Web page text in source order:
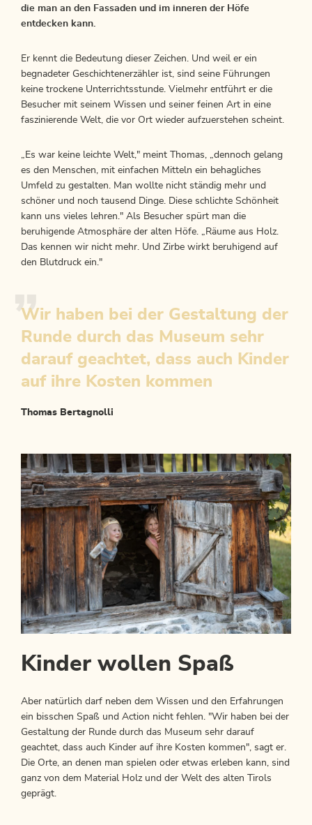
die man an den Fassaden und im inneren der Höfe
entdecken kann.
Er kennt die Bedeutung dieser Zeichen. Und weil er ein
begnadeter Geschichtenerzähler ist, sind seine Führungen
keine trockene Unterrichtsstunde. Vielmehr entführt er die
Besucher mit seinem Wissen und seiner feinen Art in eine
faszinierende Welt, die vor Ort wieder aufzuerstehen scheint.
„Es war keine leichte Welt," meint Thomas, „dennoch gelang
es den Menschen, mit einfachen Mitteln ein behagliches
Umfeld zu gestalten. Man wollte nicht ständig mehr und
schöner und noch tausend Dinge. Diese schlichte Schönheit
kann uns vieles lehren." Als Besucher spürt man die
beruhigende Atmosphäre der alten Höfe. „Räume aus Holz.
Das kennen wir nicht mehr. Und Zirbe wirkt beruhigend auf
den Blutdruck ein."
Wir haben bei der Gestaltung der
Runde durch das Museum sehr
darauf geachtet, dass auch Kinder
auf ihre Kosten kommen
Thomas Bertagnolli
Kinder wollen Spaß
Aber natürlich darf neben dem Wissen und den Erfahrungen
ein bisschen Spaß und Action nicht fehlen. "Wir haben bei der
Gestaltung der Runde durch das Museum sehr darauf
geachtet, dass auch Kinder auf ihre Kosten kommen", sagt er.
Die Orte, an denen man spielen oder etwas erleben kann, sind
ganz von dem Material Holz und der Welt des alten Tirols
geprägt.